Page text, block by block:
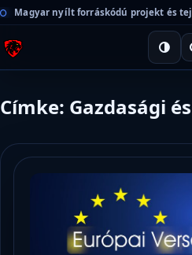
Magyar nyílt forráskódú projekt és
Címke: Gazdasági